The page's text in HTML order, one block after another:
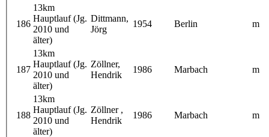
186
13km
Hauptlauf (Jg.
2010 und
älter)
Dittmann,
Jörg
1954 Berlin m
187
13km
Hauptlauf (Jg.
2010 und
älter)
Zöllner,
Hendrik
1986 Marbach m
188
13km
Hauptlauf (Jg.
2010 und
älter)
Zöllner ,
Hendrik
1986 Marbach m